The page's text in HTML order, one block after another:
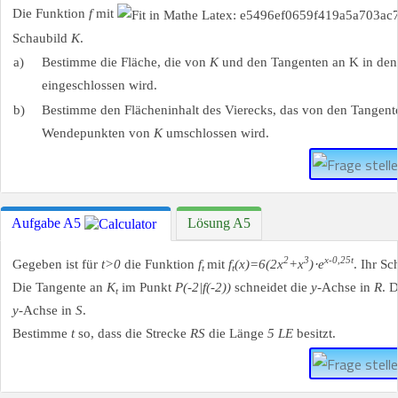
Die Funktion fmit
Schaubild K.
a)
Bestimme die Fläche, die von Kund den Tangenten an K in
eingeschlossen wird.
b)
Bestimme den Flächeninhalt des Vierecks, das von den
Wendepunkten von Kumschlossen wird.
Aufgabe A5 Lösung A5
Gegeben ist für t>0 die Funktion ft mit ft(x)=6(2x2+x3)⋅ex-0,25t. Ihr
Die Tangente an Kt im Punkt P(-2|f(-2)) schneidet die y-Achse in R.
y-Achse in S.
Bestimme tso, dass die Strecke RS die Länge 5 LE besitzt.